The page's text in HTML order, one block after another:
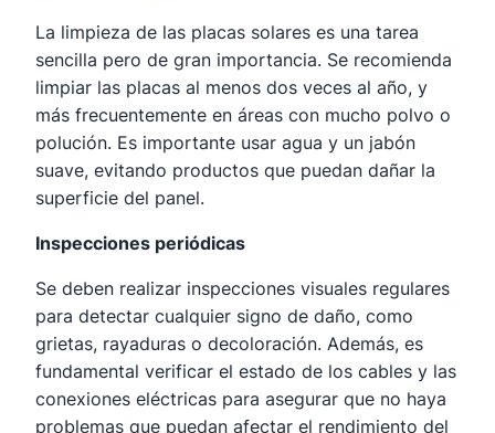
La limpieza de las placas solares es una tarea
sencilla pero de gran importancia. Se recomienda
limpiar las placas al menos dos veces al año, y
más frecuentemente en áreas con mucho polvo o
polución. Es importante usar agua y un jabón
suave, evitando productos que puedan dañar la
superficie del panel.
Inspecciones periódicas
Se deben realizar inspecciones visuales regulares
para detectar cualquier signo de daño, como
grietas, rayaduras o decoloración. Además, es
fundamental verificar el estado de los cables y las
conexiones eléctricas para asegurar que no haya
problemas que puedan afectar el rendimiento del